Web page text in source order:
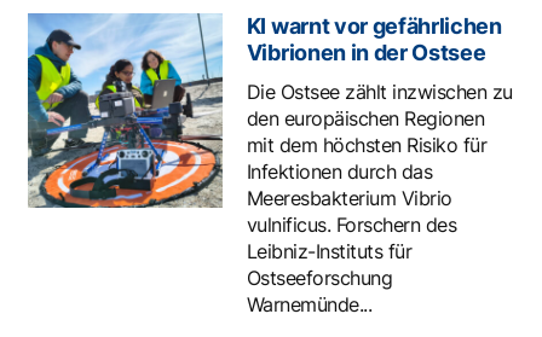
KI warnt vor gefährlichen
Vibrionen in der Ostsee
Die Ostsee zählt inzwischen zu
den europäischen Regionen
mit dem höchsten Risiko für
Infektionen durch das
Meeresbakterium Vibrio
vulnificus. Forschern des
Leibniz-Instituts für
Ostseeforschung
Warnemünde...